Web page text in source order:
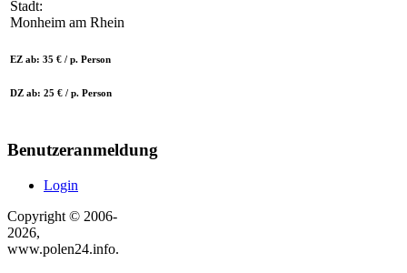
Stadt:
Monheim am Rhein
EZ ab: 35 € / p. Person
DZ ab: 25 € / p. Person
Benutzeranmeldung
Login
Copyright © 2006-
2026,
www.polen24.info.